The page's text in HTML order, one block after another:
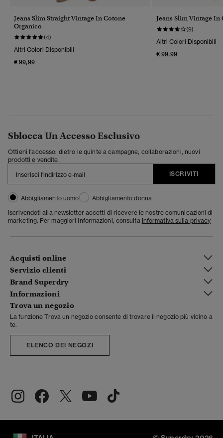
Jeans Slim Straight Vintage In Cotone
Organico
(4)
Altri Colori Disponibili
€ 99,99
Jeans Slim Vintage
(9)
Altri Colori Disponibili
€ 99,99
Sblocca Un Accesso Esclusivo
Ottieni l'accesso: dietro le quinte a campagne, collaborazioni, nuovi
prodotti e vendite.
ISCRIVITI
Abbigliamento uomo
Abbigliamento donna
Iscrivendoti alla newsletter accetti di ricevere le nostre comunicazioni di
marketing. Per maggiori informazioni, consulta Informativa sulla privacy
Acquisti online
Servizio clienti
Brand Superdry
Informazioni
Trova un negozio
La funzione Trova un negozio consente di trovare il negozio più vicino a
te.
ELENCO DEI NEGOZI